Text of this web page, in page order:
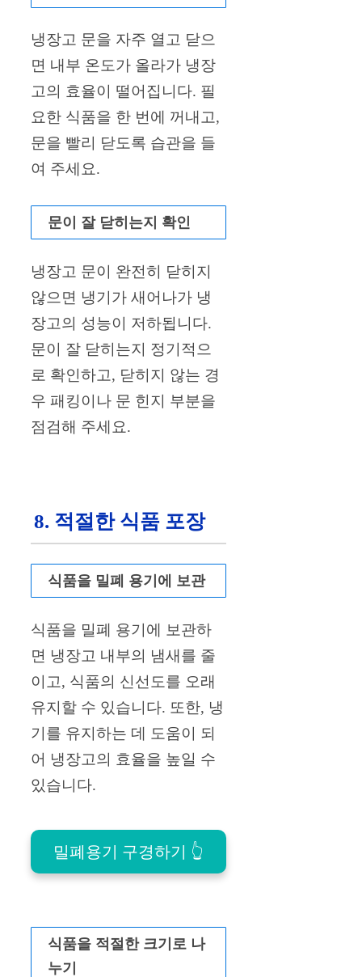
냉장고 문을 자주 열고 닫으
면 내부 온도가 올라가 냉장
고의 효율이 떨어집니다. 필
요한 식품을 한 번에 꺼내고,
문을 빨리 닫도록 습관을 들
여 주세요.
문이 잘 닫히는지 확인
냉장고 문이 완전히 닫히지
않으면 냉기가 새어나가 냉
장고의 성능이 저하됩니다.
문이 잘 닫히는지 정기적으
로 확인하고, 닫히지 않는 경
우 패킹이나 문 힌지 부분을
점검해 주세요.
8. 적절한 식품 포장
식품을 밀폐 용기에 보관
식품을 밀폐 용기에 보관하
면 냉장고 내부의 냄새를 줄
이고, 식품의 신선도를 오래
유지할 수 있습니다. 또한, 냉
기를 유지하는 데 도움이 되
어 냉장고의 효율을 높일 수
있습니다.
밀폐용기 구경하기 👆
식품을 적절한 크기로 나
누기